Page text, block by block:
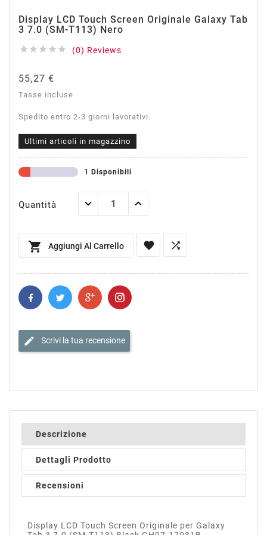
Display LCD Touch Screen Originale Galaxy Tab
3 7.0 (SM-T113) Nero
     (0) Reviews
55,27 €
Tasse incluse
Spedito entro 2-3 giorni lavorativi.
Ultimi articoli in magazzino
1 Disponibili
Quantità
 Aggiungi Al Carrello  
edit Scrivi la tua recensione
Descrizione
Dettagli Prodotto
Recensioni
Display LCD Touch Screen Originale per Galaxy